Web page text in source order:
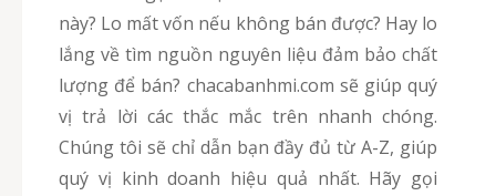
này? Lo mất vốn nếu không bán được? Hay lo
lắng về tìm nguồn nguyên liệu đảm bảo chất
lượng để bán? chacabanhmi.com sẽ giúp quý
vị trả lời các thắc mắc trên nhanh chóng.
Chúng tôi sẽ chỉ dẫn bạn đầy đủ từ A-Z, giúp
quý vị kinh doanh hiệu quả nhất. Hãy gọi